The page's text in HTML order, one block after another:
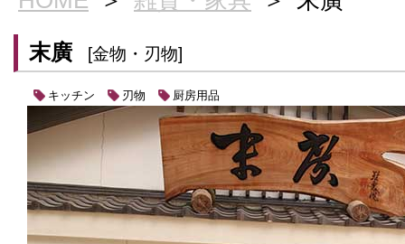
末廣 [金物・刃物]
キッチン 刃物 厨房用品